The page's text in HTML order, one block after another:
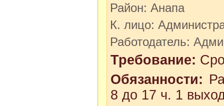
Район: Анапа
К. лицо:
Работодатель:
Требование:
Обязанности:
8 до 17 ч. 1